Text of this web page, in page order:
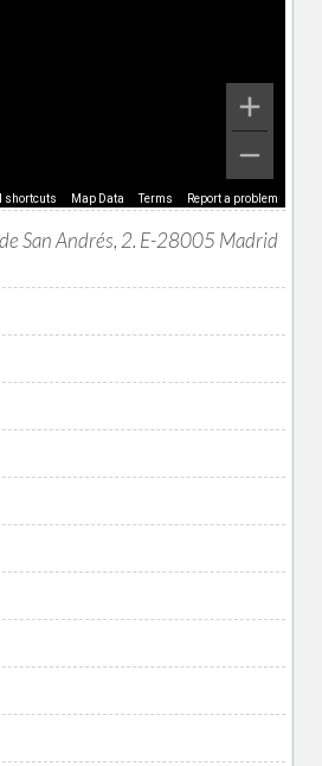
shortcuts Map Data Terms Report a problem
San Andrés, 2. E-28005 Madrid